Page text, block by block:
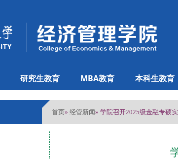
研究生教育 MBA教育 本科生教育
首页» 经管新闻» 学院召开2025级金融专硕